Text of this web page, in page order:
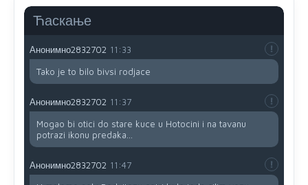
Ћаскање
kako se Asim Softic isjasnjavo kao srbi,Serif Catovic isto
srbin koa i Vaso Petricevic...
Анонимно2832702 11:33
Tako je to bilo bivsi rodjace
Анонимно2832702 11:37
Mogao bi otici do stare kuce u Hotocini i na tavanu
potrazi ikonu predaka...
Анонимно2832702 11:47